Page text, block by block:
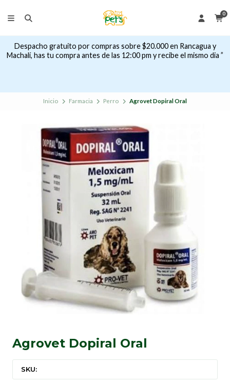
0
Despacho gratuito por compras sobre $20.000 en Rancagua y
Machalí, has tu compra antes de las 12:00 pm y recibe el mismo dia ”
Inicio Farmacia Perro Agrovet Dopiral Oral
Agrovet Dopiral Oral
SKU: